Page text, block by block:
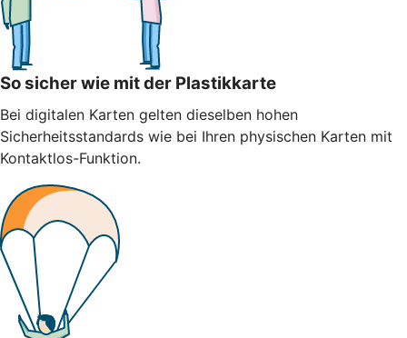
So sicher wie mit der Plastikkarte
Bei digitalen Karten gelten dieselben hohen
Sicherheitsstandards wie bei Ihren physischen Karten mit
Kontaktlos-Funktion.